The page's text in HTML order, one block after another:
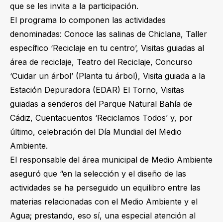
que se les invita a la participación.
El programa lo componen las actividades
denominadas: Conoce las salinas de Chiclana, Taller
específico ‘Reciclaje en tu centro’, Visitas guiadas al
área de reciclaje, Teatro del Reciclaje, Concurso
‘Cuidar un árbol’ (Planta tu árbol), Visita guiada a la
Estación Depuradora (EDAR) El Torno, Visitas
guiadas a senderos del Parque Natural Bahía de
Cádiz, Cuentacuentos ‘Reciclamos Todos’ y, por
último, celebración del Día Mundial del Medio
Ambiente.
El responsable del área municipal de Medio Ambiente
aseguró que “en la selección y el diseño de las
actividades se ha perseguido un equilibro entre las
materias relacionadas con el Medio Ambiente y el
Agua; prestando, eso sí, una especial atención al